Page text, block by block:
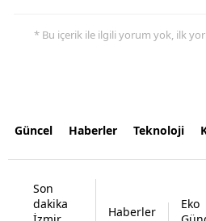
* Bu içerik ile ilgili yorum yok, ilk
Güncel Haberler Teknoloji
Son
dakika
Haberler
Eko